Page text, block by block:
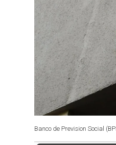
Banco de Prevision Social